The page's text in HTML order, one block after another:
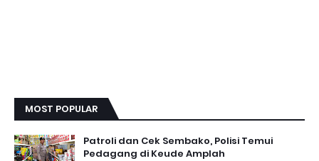
MOST POPULAR
Patroli dan Cek Sembako, Polisi Temui
Pedagang di Keude Amplah